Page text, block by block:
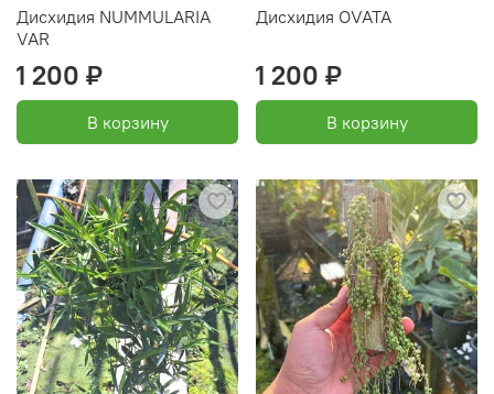
Дисхидия NUMMULARIA
VAR
1 200 ₽
В корзину
Дисхидия OVATA
1 200 ₽
В корзину